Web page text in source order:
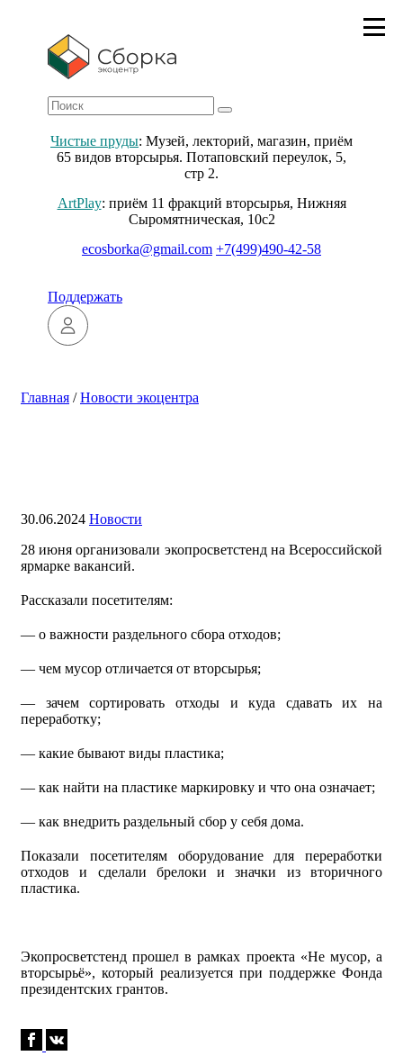
Чистые пруды: Музей, лекторий, магазин, приём
65 видов вторсырья. Потаповский переулок, 5,
стр 2.
ArtPlay: приём 11 фракций вторсырья, Нижняя
Сыромятническая, 10с2
ecosborka@gmail.com +7(499)490-42-58
Поддержать
Главная / Новости экоцентра
30.06.2024 Новости
28 июня организовали экопросветстенд на Всероссийской
ярмарке вакансий.
Рассказали посетителям:
— о важности раздельного сбора отходов;
— чем мусор отличается от вторсырья;
— зачем сортировать отходы и куда сдавать их на
переработку;
— какие бывают виды пластика;
— как найти на пластике маркировку и что она означает;
— как внедрить раздельный сбор у себя дома.
Показали посетителям оборудование для переработки
отходов и сделали брелоки и значки из вторичного
пластика.
Экопросветстенд прошел в рамках проекта «Не мусор, а
вторсырьё», который реализуется при поддержке Фонда
президентских грантов.